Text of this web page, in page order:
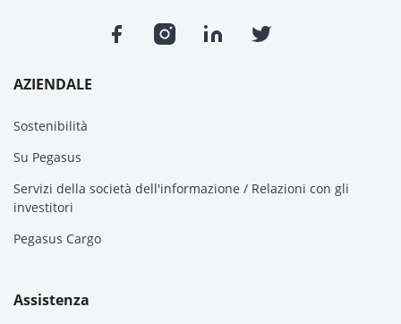
AZIENDALE
Sostenibilità
Su Pegasus
Servizi della società dell'informazione / Relazioni con gli
investitori
Pegasus Cargo
Assistenza